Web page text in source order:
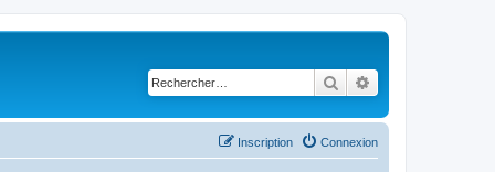
Rechercher
Connexion
Inscription